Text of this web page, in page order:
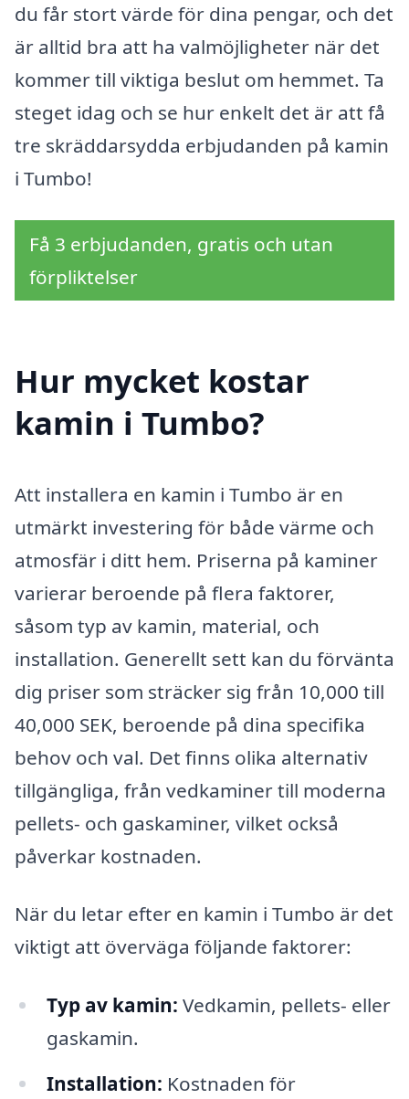
du får stort värde för dina pengar, och det
är alltid bra att ha valmöjligheter när det
kommer till viktiga beslut om hemmet. Ta
steget idag och se hur enkelt det är att få
tre skräddarsydda erbjudanden på kamin
i Tumbo!
Få 3 erbjudanden, gratis och utan
förpliktelser
Hur mycket kostar
kamin i Tumbo?
Att installera en kamin i Tumbo är en
utmärkt investering för både värme och
atmosfär i ditt hem. Priserna på kaminer
varierar beroende på flera faktorer,
såsom typ av kamin, material, och
installation. Generellt sett kan du förvänta
dig priser som sträcker sig från 10,000 till
40,000 SEK, beroende på dina specifika
behov och val. Det finns olika alternativ
tillgängliga, från vedkaminer till moderna
pellets- och gaskaminer, vilket också
påverkar kostnaden.
När du letar efter en kamin i Tumbo är det
viktigt att överväga följande faktorer:
Typ av kamin: Vedkamin, pellets- eller
gaskamin.
Installation: Kostnaden för